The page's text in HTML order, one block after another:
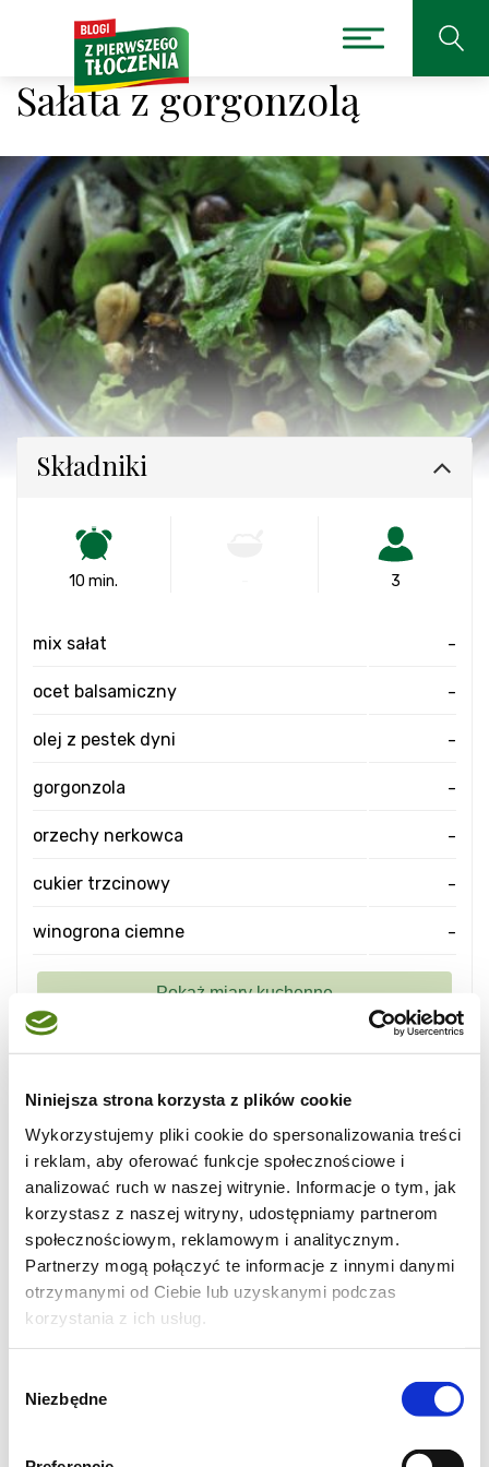
Niniejsza strona korzysta z plików cookie
Wykorzystujemy pliki cookie do spersonalizowania treści
i reklam, aby oferować funkcje społecznościowe i
analizować ruch w naszej witrynie. Informacje o tym, jak
korzystasz z naszej witryny, udostępniamy partnerom
społecznościowym, reklamowym i analitycznym.
Partnerzy mogą połączyć te informacje z innymi danymi
otrzymanymi od Ciebie lub uzyskanymi podczas
korzystania z ich usług.
zgody
Niezbędne
Sałata z gorgonzolą
Dziś proste rwanie liści
Składniki
10 min. 3
mix sałat -
ocet balsamiczny -
olej z pestek dyni -
gorgonzola -
orzechy nerkowca -
cukier trzcinowy -
winogrona ciemne -